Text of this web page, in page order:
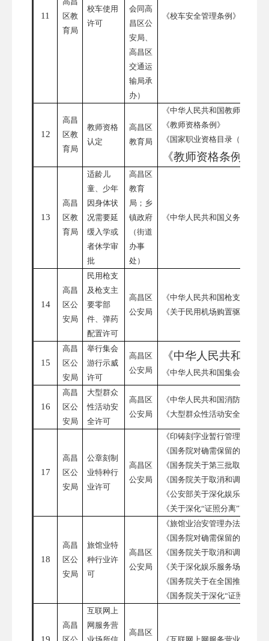
11
区教
育局
校车使用
许可
会同高
昌区公
安局、
高昌区
交通运
输局承
办）
《校车安全管理条例》
12
高昌
区教
育局
教师资格
认定
高昌区
教育局
《中华人民共和国教师法》
《教师资格条例》
《国家职业资格目录（
《教师资格条例》
13
高昌
区教
育局
适龄儿
童、少年
因身体状
况需要延
缓入学或
者休学审
批
高昌区
教育
局；乡
镇政府
（街道
办事
处）
《中华人民共和国义务教育法
14
高昌
区公
安局
民用枪支
及枪支主
要零部
件、弹药
配置许可
高昌区
公安局
《中华人民共和国枪支管理法
《关于民用机场购置驱鸟枪
15
高昌
区公
安局
举行集会
游行示威
许可
高昌区
公安局
《中华人民共和国
《中华人民共和国集会游行示
16
高昌
区公
安局
大型群众
性活动安
全许可
高昌区
公安局
《中华人民共和国消防法》
《大型群众性活动安全管理条
17
高昌
区公
安局
公章刻制
业特种行
业许可
高昌区
公安局
《印铸刻字业暂行管理规则》
《国务院对确需保留的行政
《国务院关于第三批取消和
《国务院关于取消和调整一
《公安部关于深化娱乐服务
《关于深化“证照分离”改革进
18
高昌
区公
安局
旅馆业特
种行业许
可
高昌区
公安局
《旅馆业治安管理办法》
《国务院对确需保留的行政
《国务院关于取消和调整一
《关于深化娱乐服务场所和
《国务院关于在全国推开
《国务院关于深化“证照分离”
高昌
互联网上
网服务营
高昌区